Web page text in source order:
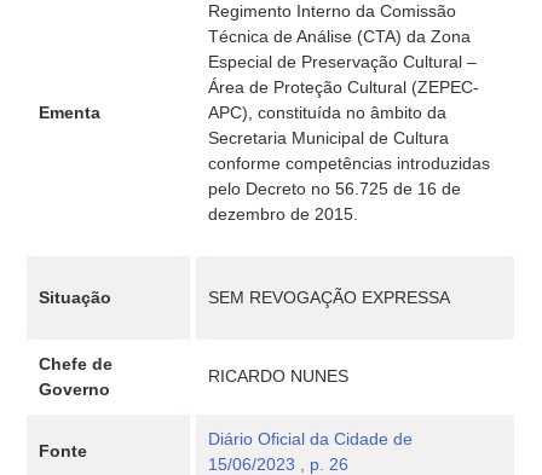
Ementa
Regimento Interno da Comissão
Técnica de Análise (CTA) da Zona
Especial de Preservação Cultural –
Área de Proteção Cultural (ZEPEC-
APC), constituída no âmbito da
Secretaria Municipal de Cultura
conforme competências introduzidas
pelo Decreto no 56.725 de 16 de
dezembro de 2015.
Situação SEM REVOGAÇÃO EXPRESSA
Chefe de
Governo
RICARDO NUNES
Fonte
Diário Oficial da Cidade de
15/06/2023 , p. 26